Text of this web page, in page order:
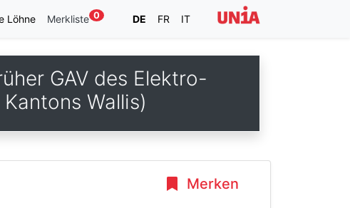
Löhne Merkliste 0 DE FR IT
GAV des Elektro-
Wallis)
Merken